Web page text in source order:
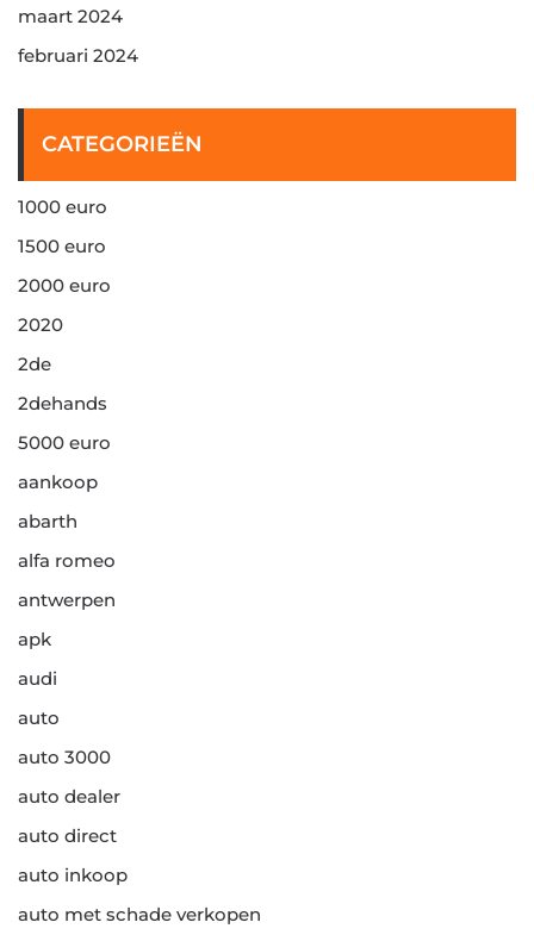
maart 2024
februari 2024
CATEGORIEËN
1000 euro
1500 euro
2000 euro
2020
2de
2dehands
5000 euro
aankoop
abarth
alfa romeo
antwerpen
apk
audi
auto
auto 3000
auto dealer
auto direct
auto inkoop
auto met schade verkopen